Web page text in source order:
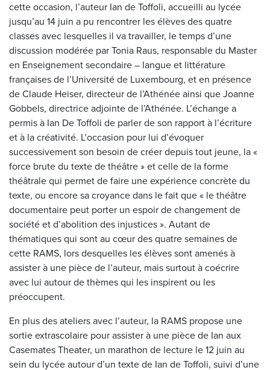
cette occasion, l’auteur Ian de Toffoli, accueilli au lycée
jusqu’au 14 juin a pu rencontrer les élèves des quatre
classes avec lesquelles il va travailler, le temps d’une
discussion modérée par Tonia Raus, responsable du Master
en Enseignement secondaire – langue et littérature
françaises de l’Université de Luxembourg, et en présence
de Claude Heiser, directeur de l’Athénée ainsi que Joanne
Gobbels, directrice adjointe de l’Athénée. L’échange a
permis à Ian De Toffoli de parler de son rapport à l’écriture
et à la créativité. L’occasion pour lui d’évoquer
successivement son besoin de créer depuis tout jeune, la «
force brute du texte de théâtre » et celle de la forme
théâtrale qui permet de faire une expérience concrète du
texte, ou encore sa croyance dans le fait que « le théâtre
documentaire peut porter un espoir de changement de
société et d’abolition des injustices ». Autant de
thématiques qui sont au cœur des quatre semaines de
cette RAMS, lors desquelles les élèves sont amenés à
assister à une pièce de l’auteur, mais surtout à coécrire
avec lui autour de thèmes qui les inspirent ou les
préoccupent.
En plus des ateliers avec l’auteur, la RAMS propose une
sortie extrascolaire pour assister à une pièce de Ian aux
Casemates Theater, un marathon de lecture le 12 juin au
sein du lycée autour d’un texte de Ian de Toffoli, suivi d’une